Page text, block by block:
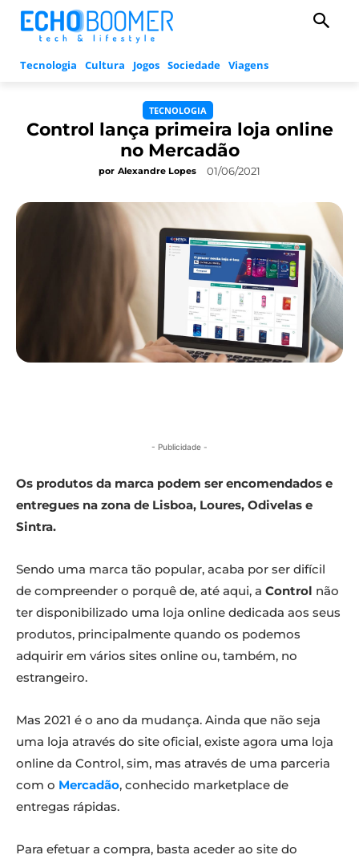
Tecnologia Cultura Jogos Sociedade Viagens
TECNOLOGIA
Control lança primeira loja online
no Mercadão
por Alexandre Lopes 01/06/2021
- Publicidade -
Os produtos da marca podem ser encomendados e
entregues na zona de Lisboa, Loures, Odivelas e
Sintra.
Sendo uma marca tão popular, acaba por ser difícil
de compreender o porquê de, até aqui, a Control não
ter disponibilizado uma loja online dedicada aos seus
produtos, principalmente quando os podemos
adquirir em vários sites online ou, também, no
estrangeiro.
Mas 2021 é o ano da mudança. Ainda que não seja
uma loja através do site oficial, existe agora uma loja
online da Control, sim, mas através de uma parceria
com o Mercadão, conhecido marketplace de
entregas rápidas.
Para efetuar a compra, basta aceder ao site do